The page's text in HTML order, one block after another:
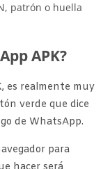
patrón o huella
APK?
es realmente muy
verde que dice
de WhatsApp.
para